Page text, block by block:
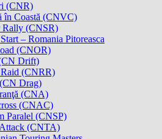
(CNR)
în Coastă (CNVC)
Rally (CNSR)
– Romania Pitoreasca
(CNOR)
Drift)
(CNRR)
Drag)
(CNA)
(CNAC)
Paralel (CNSP)
(CNTA)